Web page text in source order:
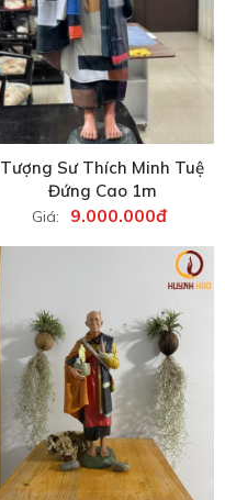
Tượng Sư Thích Minh Tuệ
Đứng Cao 1m
Giá: 9.000.000đ